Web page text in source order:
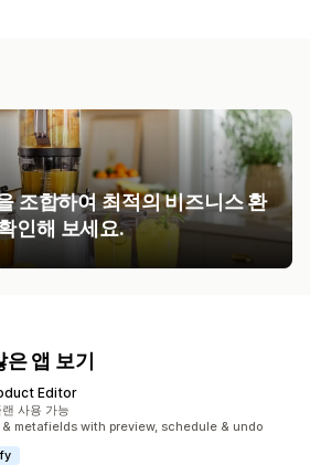
조합하여 최적의 비즈니스 환
인해 보세요.
앱 보기
Editor
사용 가능
metafields with preview, schedule & undo